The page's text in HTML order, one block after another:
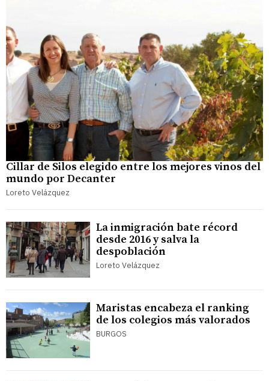
Cillar de Silos elegido entre los mejores vinos del
mundo por Decanter
Loreto Velázquez
La inmigración bate récord
desde 2016 y salva la
despoblación
Loreto Velázquez
Maristas encabeza el ranking
de los colegios más valorados
BURGOS